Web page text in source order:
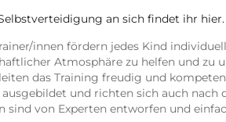
an sich findet ihr hier.
innen fördern jedes Kind
Atmosphäre zu helfen und zu
das Training freudig und
ausgebildet und richten sich auch nach
sind von Experten entworfen und